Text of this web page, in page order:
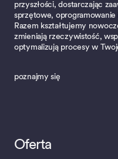
przyszłości, dostarczając
sprzętowe, oprogramowanie
Razem kształtujemy
zmieniają rzeczywistość,
optymalizują procesy w
poznajmy się
Oferta